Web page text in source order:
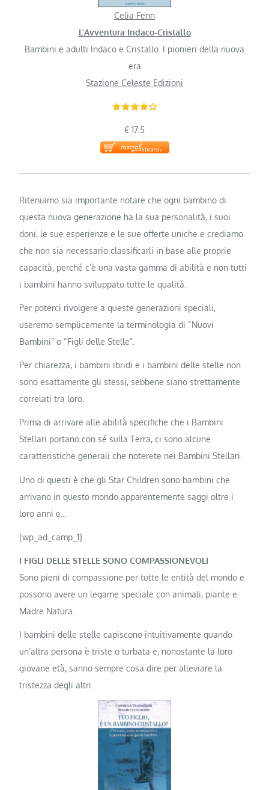
Celia Fenn
L’Avventura Indaco-Cristallo
Bambini e adulti Indaco e Cristallo. I pionieri della nuova
era
Stazione Celeste Edizioni
€ 17.5
Riteniamo sia importante notare che ogni bambino di
questa nuova generazione ha la sua personalità, i suoi
doni, le sue esperienze e le sue offerte uniche e crediamo
che non sia necessario classificarli in base alle proprie
capacità, perché c’è una vasta gamma di abilità e non tutti
i bambini hanno sviluppato tutte le qualità.
Per poterci rivolgere a queste generazioni speciali,
useremo semplicemente la terminologia di “Nuovi
Bambini” o “Figli delle Stelle”.
Per chiarezza, i bambini ibridi e i bambini delle stelle non
sono esattamente gli stessi, sebbene siano strettamente
correlati tra loro.
Prima di arrivare alle abilità specifiche che i Bambini
Stellari portano con sé sulla Terra, ci sono alcune
caratteristiche generali che noterete nei Bambini Stellari.
Uno di questi è che gli Star Children sono bambini che
arrivano in questo mondo apparentemente saggi oltre i
loro anni e…
[wp_ad_camp_1]
I FIGLI DELLE STELLE SONO COMPASSIONEVOLI
Sono pieni di compassione per tutte le entità del mondo e
possono avere un legame speciale con animali, piante e
Madre Natura.
I bambini delle stelle capiscono intuitivamente quando
un’altra persona è triste o turbata e, nonostante la loro
giovane età, sanno sempre cosa dire per alleviare la
tristezza degli altri.